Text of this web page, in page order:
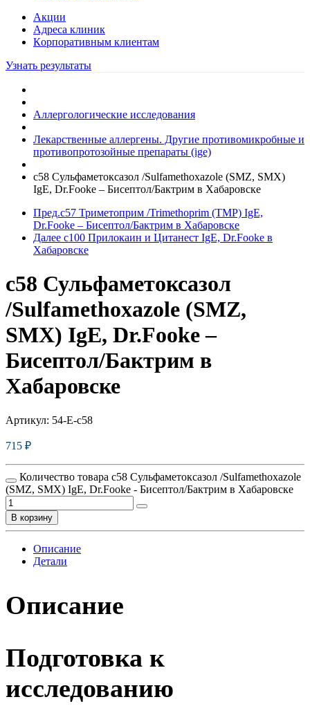
Акции
Адреса клиник
Кoрпоративным клиентам
Узнать результаты
Аллергологические исследования
Лекарственные аллергены. Другие противомикробные и
противопротозойные препараты (ige)
c58 Сульфаметоксазол /Sulfamethoxazole (SMZ, SMX)
IgE, Dr.Fooke – Бисептол/Бактрим в Хабаровске
Пред.c57 Триметоприм /Trimethoprim (TMP) IgE,
Dr.Fooke – Бисептол/Бактрим в Хабаровске
Далее c100 Прилокаин и Цитанест IgE, Dr.Fooke в
Хабаровске
c58 Сульфаметоксазол
/Sulfamethoxazole (SMZ,
SMX) IgE, Dr.Fooke –
Бисептол/Бактрим в
Хабаровске
Артикул: 54-E-c58
715 ₽
Количество товара c58 Сульфаметоксазол /Sulfamethoxazole
(SMZ, SMX) IgE, Dr.Fooke - Бисептол/Бактрим в Хабаровске
В корзину
Описание
Детали
Описание
Подготовка к
исследованию